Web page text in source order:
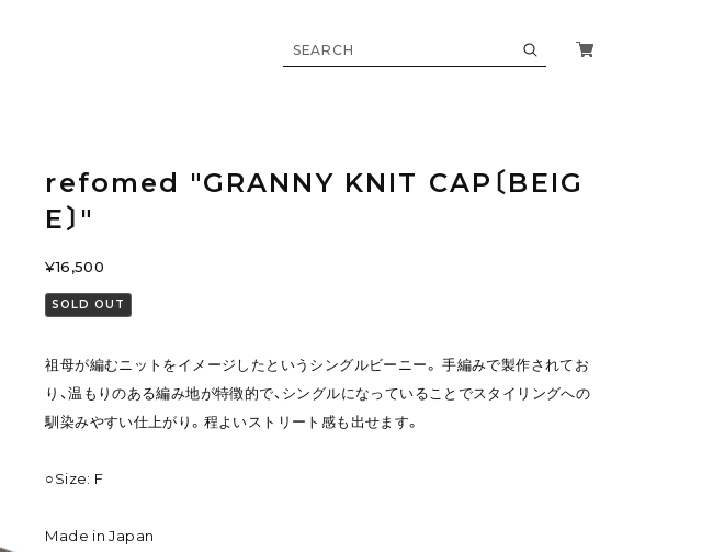
refomed "GRANNY KNIT CAP〔BEIG
E〕"
¥16,500
SOLD OUT
祖母が編むニットをイメージしたというシングルビーニー。 手編みで製作されてお
り、温もりのある編み地が特徴的で、シングルになっていることでスタイリングへの
馴染みやすい仕上がり。程よいストリート感も出せます。
○Size: F
Made in Japan